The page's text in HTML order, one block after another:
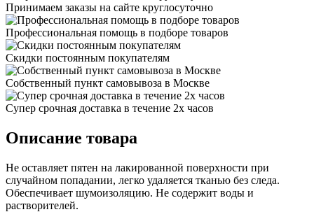
Принимаем заказы на сайте круглосуточно
Профессиональная помощь в подборе товаров
Скидки постоянным покупателям
Собственный пункт самовывоза в Москве
Супер срочная доставка в течение 2х часов
Описание товара
Не оставляет пятен на лакированной поверхности при
случайном попадании, легко удаляется тканью без следа.
Обеспечивает шумоизоляцию. Не содержит воды и
растворителей.